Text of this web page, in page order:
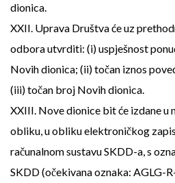
dionica.
XXII. Uprava Društva će uz
odbora utvrditi: (i) uspješnost
Novih dionica; (ii) točan iznos
(iii) točan broj Novih dionica.
XXIII. Nove dionice bit će izdane u
obliku, u obliku elektroničkog
računalnom sustavu SKDD-a, s
SKDD (očekivana oznaka: AGLG-